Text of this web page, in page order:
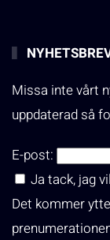
Missa inte vårt
uppdaterad så
E-post:
Ja tack, jag
Det kommer